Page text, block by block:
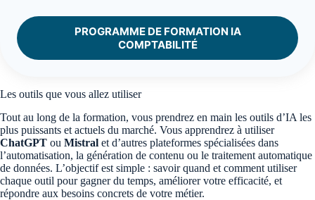
PROGRAMME DE FORMATION IA
COMPTABILITÉ
Les outils que vous allez utiliser
Tout au long de la formation, vous prendrez en main les outils d’IA les
plus puissants et actuels du marché. Vous apprendrez à utiliser
ChatGPT ou Mistral et d’autres plateformes spécialisées dans
l’automatisation, la génération de contenu ou le traitement automatique
de données. L’objectif est simple : savoir quand et comment utiliser
chaque outil pour gagner du temps, améliorer votre efficacité, et
répondre aux besoins concrets de votre métier.